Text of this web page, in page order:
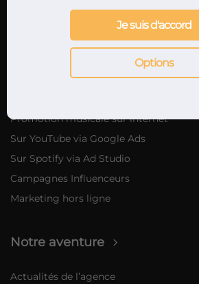
Marketing musical
Nos offres de marketing musical
Promotion musicale sur internet
Sur YouTube via Google Ads
Sur Spotify via Ad Studio
Campagnes Influenceurs
Marketing hors ligne
Notre aventure
Actualités de l’agence
Options
Je suis d'accord